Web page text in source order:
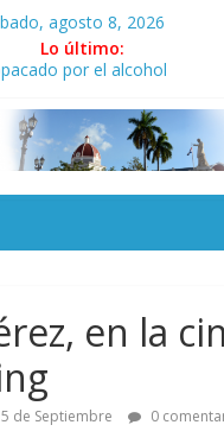
agosto 8, 2026
Lo último:
por el alcohol
y el legado editorial cubano
cubanos en certamen de
para los niños trabajamos
en la
5 de Septiembre 0